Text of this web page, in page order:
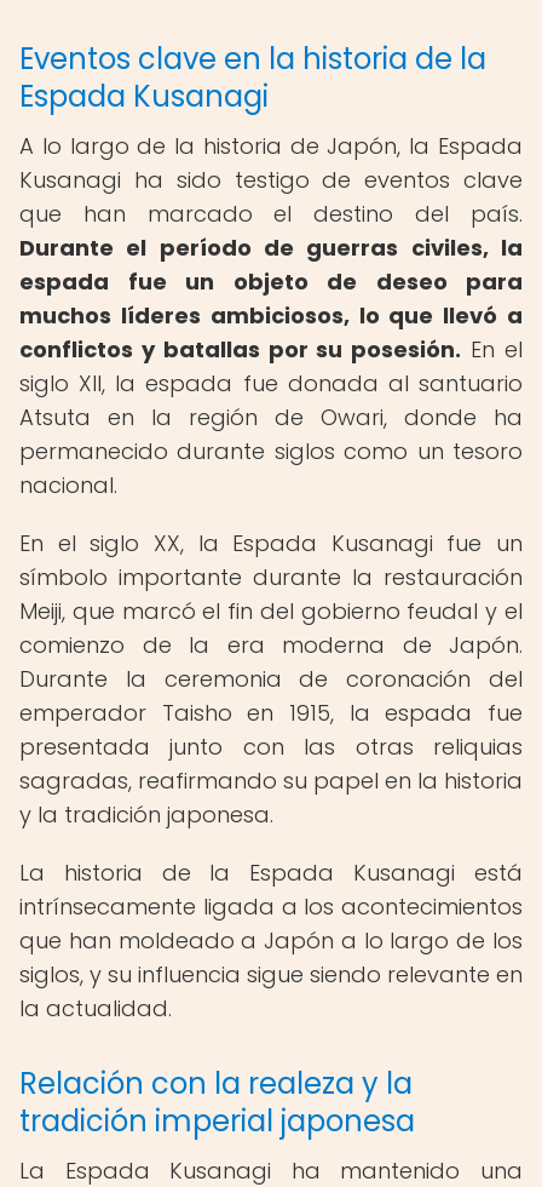
Eventos clave en la historia de la
Espada Kusanagi
A lo largo de la historia de Japón, la Espada
Kusanagi ha sido testigo de eventos clave
que han marcado el destino del país.
Durante el período de guerras civiles, la
espada fue un objeto de deseo para
muchos líderes ambiciosos, lo que llevó a
conflictos y batallas por su posesión. En el
siglo XII, la espada fue donada al santuario
Atsuta en la región de Owari, donde ha
permanecido durante siglos como un tesoro
nacional.
En el siglo XX, la Espada Kusanagi fue un
símbolo importante durante la restauración
Meiji, que marcó el fin del gobierno feudal y el
comienzo de la era moderna de Japón.
Durante la ceremonia de coronación del
emperador Taisho en 1915, la espada fue
presentada junto con las otras reliquias
sagradas, reafirmando su papel en la historia
y la tradición japonesa.
La historia de la Espada Kusanagi está
intrínsecamente ligada a los acontecimientos
que han moldeado a Japón a lo largo de los
siglos, y su influencia sigue siendo relevante en
la actualidad.
Relación con la realeza y la
tradición imperial japonesa
La Espada Kusanagi ha mantenido una